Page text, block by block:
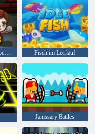
Die letzten Überlebenden Fisch im Leerlauf
Janissary Battles